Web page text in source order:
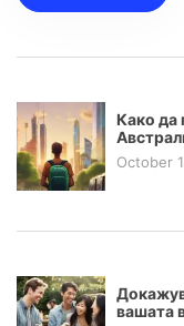
Како да
October
вашата